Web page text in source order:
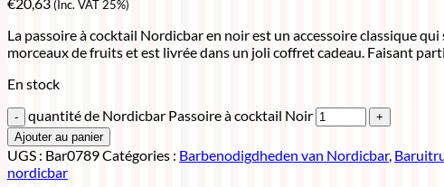
(Inc. VAT 25%)
La passoire à cocktail Nordicbar en noir est un accessoire classique
morceaux de fruits et est livrée dans un joli coffret cadeau. Faisant
En stock
quantité de Nordicbar Passoire à cocktail Noir
Ajouter au panier
UGS : Bar0789Catégories : Barbenodigdheden van Nordicbar,
nordicbar